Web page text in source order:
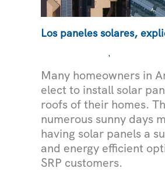
Los paneles solares,
,
Many homeowners in
elect to install solar
roofs of their homes.
numerous sunny days
having solar panels a
and energy efficient
SRP customers.